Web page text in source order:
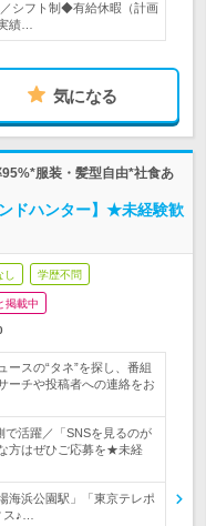
シフト制◆有給休暇（計画
績…
気になる
服装・髪型自由*社食あ
ドハンター】★未経験歓
し 学歴不問
掲載中
ースの“タネ”を探し、番組
ーチや投稿者への連絡をお
で活躍／「SNSを見るのが
方はぜひご応募を★未経
海浜公園駅」「東京テレポ
ス♪…